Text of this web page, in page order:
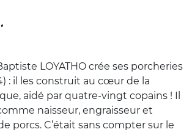
LOYATHO crée ses porcheries
: il les construit au cœur de la
aidé par quatre-vingt copains ! Il
naisseur, engraisseur et
porcs. C’était sans compter sur le